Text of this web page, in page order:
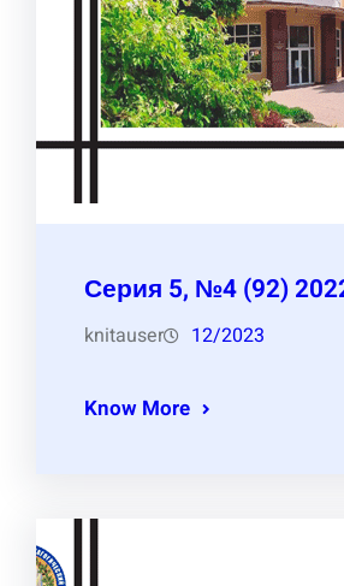
Серия 5, №4 (92)
knitauser 12/2023
Know More